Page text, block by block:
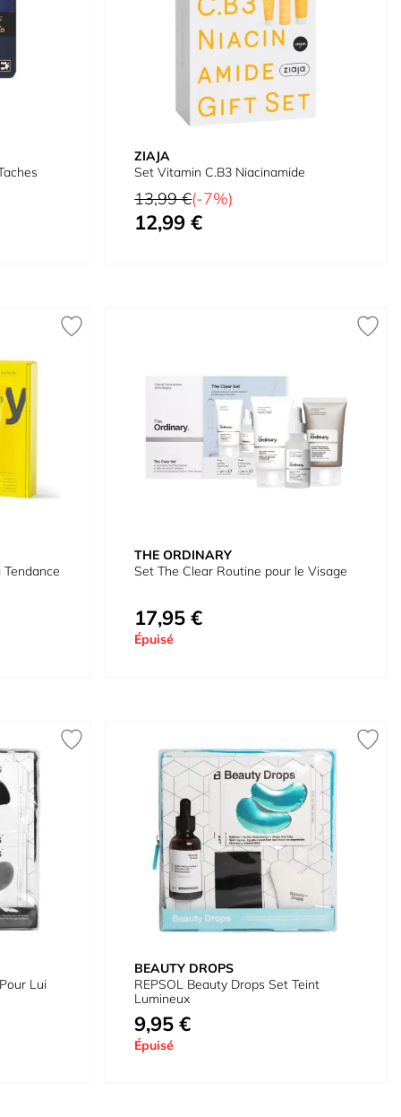
ZIAJA
Set Vitamin C.B3 Niacinamide
Prix normal
13,99 €(-7%)
Prix spécial
12,99 €
THE ORDINARY
Set The Clear Routine pour le Visage
17,95 €
Épuisé
Lui
BEAUTY DROPS
REPSOL Beauty Drops Set Teint
Lumineux
9,95 €
Épuisé